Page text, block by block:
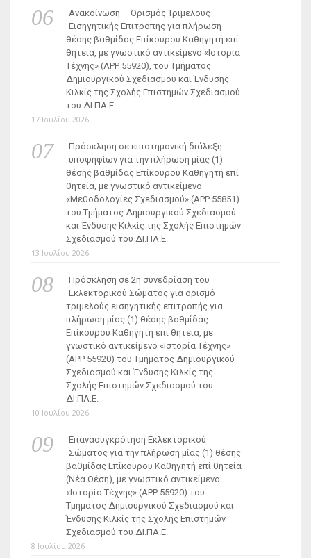
Ανακοίνωση – Ορισμός Τριμελούς
Εισηγητικής Επιτροπής για πλήρωση
θέσης βαθμίδας Επίκουρου Καθηγητή επί
θητεία, με γνωστικό αντικείμενο «Ιστορία
Τέχνης» (ΑΡΡ 55920), του Τμήματος
Δημιουργικού Σχεδιασμού και Ένδυσης
Κιλκίς της Σχολής Επιστημών Σχεδιασμού
του ΔΙ.ΠΑ.Ε.
17 Ιουλίου 2026
Πρόσκληση σε επιστημονική διάλεξη
υποψηφίων για την πλήρωση μίας (1)
θέσης βαθμίδας Επίκουρου Καθηγητή επί
θητεία, με γνωστικό αντικείμενο
«Μεθοδολογίες Σχεδιασμού» (ΑΡΡ 55851)
του Τμήματος Δημιουργικού Σχεδιασμού
και Ένδυσης Κιλκίς της Σχολής Επιστημών
Σχεδιασμού του ΔΙ.ΠΑ.Ε.
13 Ιουλίου 2026
Πρόσκληση σε 2η συνεδρίαση του
Εκλεκτορικού Σώματος για ορισμό
τριμελούς εισηγητικής επιτροπής για
πλήρωση μίας (1) θέσης βαθμίδας
Επίκουρου Καθηγητή επί θητεία, με
γνωστικό αντικείμενο «Ιστορία Τέχνης»
(ΑΡΡ 55920) του Τμήματος Δημιουργικού
Σχεδιασμού και Ένδυσης Κιλκίς της
Σχολής Επιστημών Σχεδιασμού του
ΔΙ.ΠΑ.Ε.
10 Ιουλίου 2026
Επανασυγκρότηση Εκλεκτορικού
Σώματος για την πλήρωση μίας (1) θέσης
βαθμίδας Επίκουρου Καθηγητή επί θητεία
(Νέα Θέση), με γνωστικό αντικείμενο
«Ιστορία Τέχνης» (ΑΡΡ 55920) του
Τμήματος Δημιουργικού Σχεδιασμού και
Ένδυσης Κιλκίς της Σχολής Επιστημών
Σχεδιασμού του ΔΙ.ΠΑ.Ε.
8 Ιουλίου 2026